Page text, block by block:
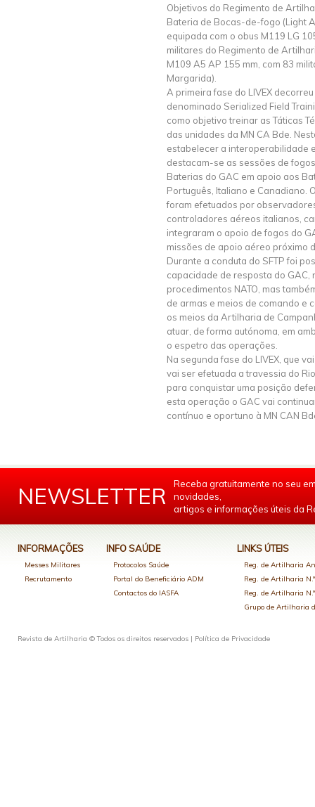
Objetivos do Regimento de
Bateria de Bocas-de-fogo (Light
equipada com o obus M119 LG
militares do Regimento de
M109 A5 AP 155 mm, com 83
Margarida).
A primeira fase do LIVEX
denominado Serialized Field
como objetivo treinar as Táticas
das unidades da MN CA Bde.
estabelecer a interoperabilidade
destacam-se as sessões de
Baterias do GAC em apoio aos
Português, Italiano e Canadiano.
foram efetuados por
controladores aéreos italianos,
integraram o apoio de fogos do
missões de apoio aéreo próximo
Durante a conduta do SFTP foi
capacidade de resposta do GAC,
procedimentos NATO, mas
de armas e meios de comando e
os meios da Artilharia de
atuar, de forma autónoma, em
o espetro das operações.
Na segunda fase do LIVEX, que
vai ser efetuada a travessia do
para conquistar uma posição
esta operação o GAC vai
contínuo e oportuno à MN CAN
NEWSLETTER
Receba gratuitamente no seu
novidades,
artigos e informações úteis da
INFORMAÇÕES
Messes Militares
Recrutamento
INFO SAÚDE
Protocolos Saúde
Portal do Beneficiário ADM
Contactos do IASFA
LINKS ÚTEIS
Reg. de Artilharia
Reg. de Artilharia
Reg. de Artilharia
Grupo de Artilharia
Revista de Artilharia © Todos os direitos reservados | Política de Privacidade